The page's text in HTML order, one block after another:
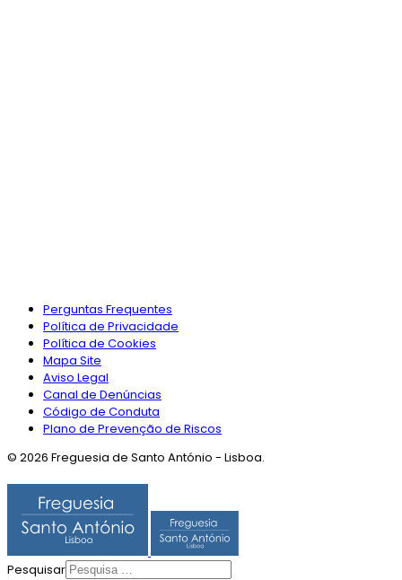
Perguntas Frequentes
Política de Privacidade
Política de Cookies
Mapa Site
Aviso Legal
Canal de Denúncias
Código de Conduta
Plano de Prevenção de Riscos
© 2026 Freguesia de Santo António - Lisboa.
Pesquisar